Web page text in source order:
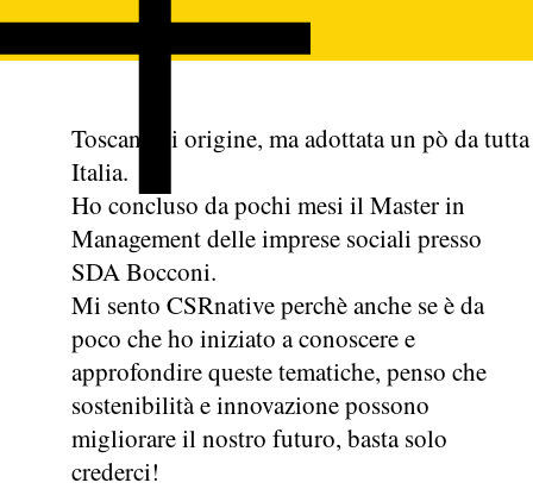
Toscana di origine, ma adottata un pò da tutta
Italia.
Ho concluso da pochi mesi il Master in
Management delle imprese sociali presso
SDA Bocconi.
Mi sento CSRnative perchè anche se è da
poco che ho iniziato a conoscere e
approfondire queste tematiche, penso che
sostenibilità e innovazione possono
migliorare il nostro futuro, basta solo
crederci!